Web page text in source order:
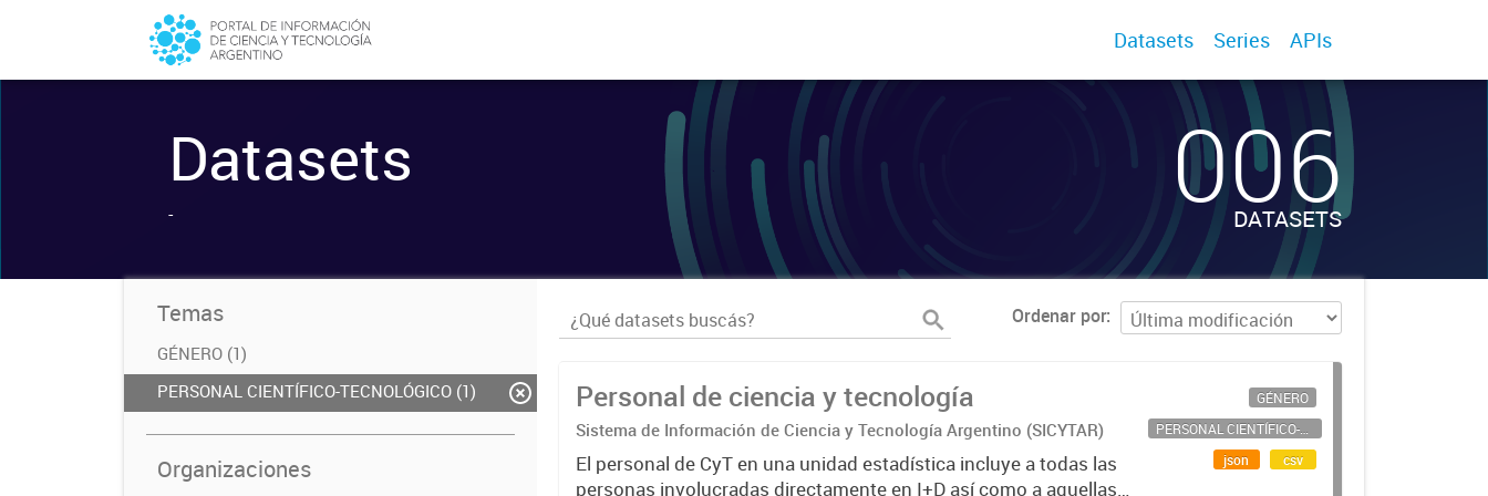
Datasets Series APIs
Datasets
- 006
DATASETS
Temas
GÉNERO (1)
PERSONAL CIENTÍFICO-TECNOLÓGICO (1)
Organizaciones
Ordenar por
Personal de ciencia y tecnología
Sistema de Información de Ciencia y Tecnología Argentino (SICYTAR)
El personal de CyT en una unidad estadística incluye a todas las
personas involucradas directamente en I+D así como a aquellas
GÉNERO
PERSONAL CIENTÍFICO-TECNOLÓGICO
json
csv